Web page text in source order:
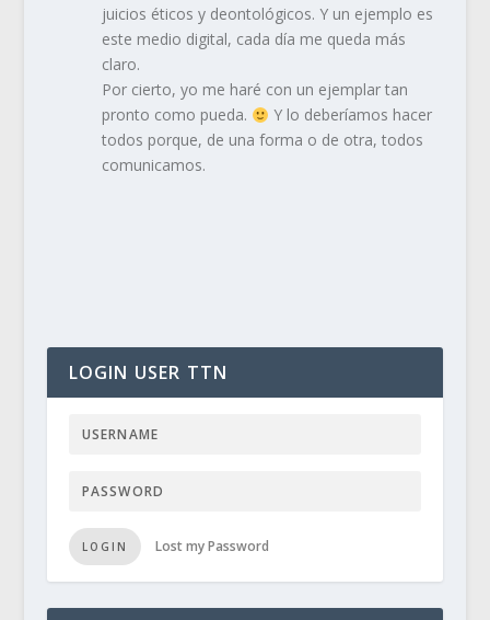
juicios éticos y deontológicos. Y un ejemplo es
este medio digital, cada día me queda más
claro.
Por cierto, yo me haré con un ejemplar tan
pronto como pueda.
Y lo deberíamos hacer
todos porque, de una forma o de otra, todos
comunicamos.
LOGIN USER TTN
LOGIN Lost my Password